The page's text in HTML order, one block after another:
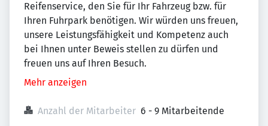
Reifenservice, den Sie für Ihr Fahrzeug bzw. für
Ihren Fuhrpark benötigen. Wir würden uns freuen,
unsere Leistungsfähigkeit und Kompetenz auch
bei Ihnen unter Beweis stellen zu dürfen und
freuen uns auf Ihren Besuch.
Mehr anzeigen
Anzahl der Mitarbeiter 6 - 9 Mitarbeitende